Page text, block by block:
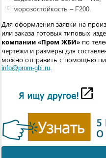
морозостойкость – F200.
Для оформления заявки на
или заказа готовых типовых
компании «Пром ЖБИ» по
чертежи и размеры для
можно отправить с помощью
info@prom-gbi.ru